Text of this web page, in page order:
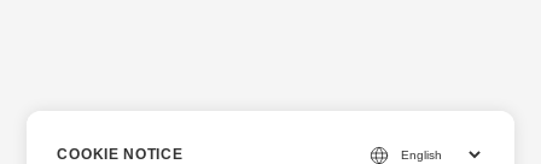
COOKIE NOTICE